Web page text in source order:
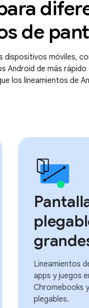
de
móviles,
Android de más
los lineamientos de
Lineamientos
apps y juegos
Chromebooks
plegables.